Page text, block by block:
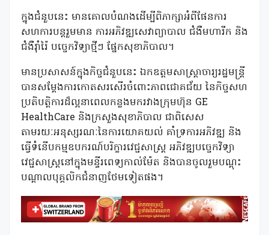
ក្នុងជំនួបនេះ មានគោលបំណងដើម្បីពិភាក្សាអំពីផែនការ
សហការបន្តរួមមាន ការអភិវឌ្ឍសេវាព្យាបាល ជំងឺមហារីក និង
ជំងឺរ៉ាំរ៉ៃ បច្ចេកវិទ្យាថ្មីៗ ផ្នែកសុខាភិបាល។
មានប្រសាសន៍ក្នុងកិច្ចជំនួបនេះ ឯកឧត្តមសាស្ត្រាចារ្យរដ្ឋមន្ដ្រី
បានសម្ដែងការកោតសរសើរចំពោះភាពជោគជ័យ នៃកិច្ចសហ
ប្រតិបត្តិការដ៏ល្អនាពេលកន្លងមករវាងក្រុមហ៊ុន GE
HealthCare និងក្រសួងសុខាភិបាល ជាពិសេស
តាមរយៈអនុស្សរណៈនៃការយោគយល់ គាំទ្រការអភិវឌ្ឍ និង
ធ្វើទំនើបកម្មឧបករណ៍បរិក្ខារវេជ្ជសាស្ត្រ អភិវឌ្ឍបច្ចេកវិទ្យា
វេជ្ជសាស្ត្រនៅក្នុងមន្ទីរពេទ្យកាល់ម៉ែត និងបានចូលរួមបណ្តុះ
បណ្តាលបុគ្គលិកជំនាញថែមទៀតផង។